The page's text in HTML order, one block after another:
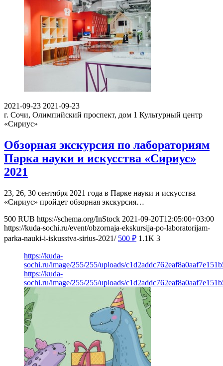
2021-09-23 2021-09-23
г. Сочи, Олимпийский проспект, дом 1 Культурный центр
«Сириус»
Обзорная экскурсия по лабораториям
Парка науки и искусства «Сириус»
2021
23, 26, 30 сентября 2021 года в Парке науки и искусства
«Сириус» пройдет обзорная экскурсия…
500 RUB https://schema.org/InStock 2021-09-20T12:05:00+03:00
https://kuda-sochi.ru/event/obzornaja-ekskursija-po-laboratorijam-
parka-nauki-i-iskusstva-sirius-2021/ 500 ₽ 1.1K 3
https://kuda-
sochi.ru/image/255/255/uploads/
https://kuda-
sochi.ru/image/255/255/uploads/